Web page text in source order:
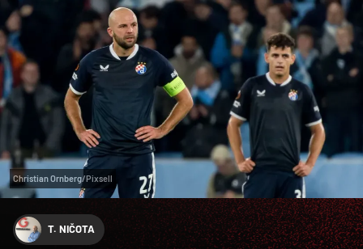
Christian Ornberg/Pixsell
T. NIČOTA